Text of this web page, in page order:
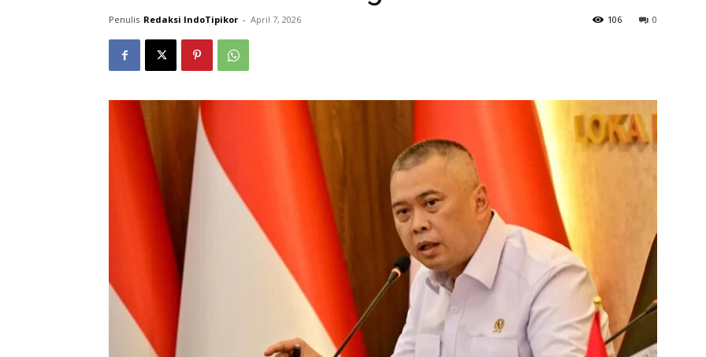
Penulis Redaksi IndoTipikor - April 7, 2026 0
106